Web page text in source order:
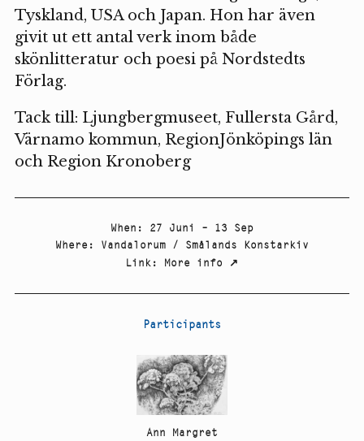
Tyskland, USA och Japan. Hon har även
givit ut ett antal verk inom både
skönlitteratur och poesi på Nordstedts
Förlag.
Tack till: Ljungbergmuseet, Fullersta Gård,
Värnamo kommun, RegionJönköpings län
och Region Kronoberg
When : 27 Juni – 13 Sep
Where : Vandalorum / Smålands Konstarkiv
Link: More info ↗
Participants
Ann Margret